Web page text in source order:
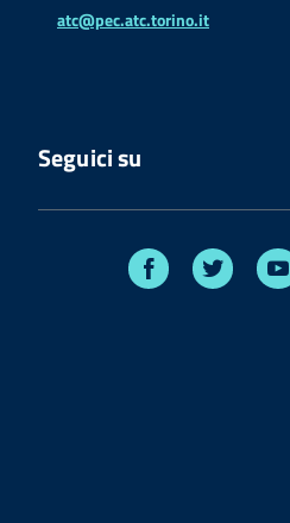
atc@pec.atc.torino.it
Seguici su
Facebook Twitter